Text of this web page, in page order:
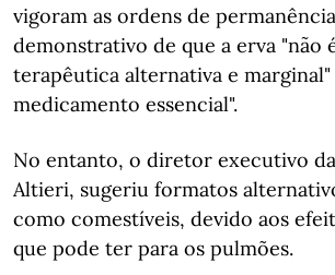
vigoram as ordens de
demonstrativo de que a erva "não
terapêutica alternativa e marginal"
medicamento essencial".
No entanto, o diretor executivo
Altieri, sugeriu formatos
como comestíveis, devido aos
que pode ter para os pulmões.